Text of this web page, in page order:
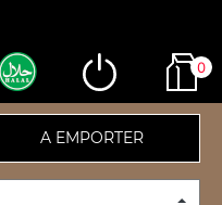
0
A EMPORTER